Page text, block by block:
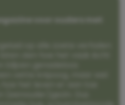
voor ouders met